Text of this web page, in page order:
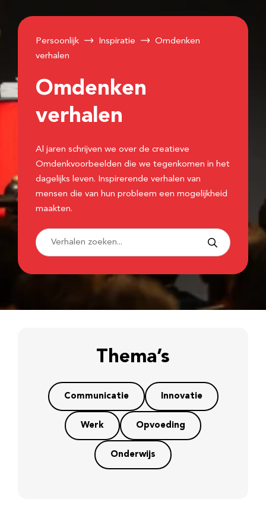
Persoonlijk Inspiratie
Omdenken
verhalen
Omdenken
verhalen
Al jaren schrijven we over de creatieve
Omdenkvoorbeelden die we tegenkomen in het
dagelijks leven. Inspirerende verhalen van
mensen die van hun probleem een mogelijkheid
maakten.
Thema’s
Communicatie Innovatie
Werk Opvoeding
Onderwijs